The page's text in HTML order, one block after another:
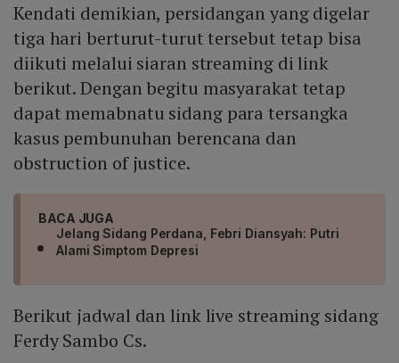
Kendati demikian, persidangan yang digelar
tiga hari berturut-turut tersebut tetap bisa
diikuti melalui siaran streaming di link
berikut. Dengan begitu masyarakat tetap
dapat memabnatu sidang para tersangka
kasus pembunuhan berencana dan
obstruction of justice.
BACA JUGA
Jelang Sidang Perdana, Febri Diansyah: Putri
Alami Simptom Depresi
Berikut jadwal dan link live streaming sidang
Ferdy Sambo Cs.